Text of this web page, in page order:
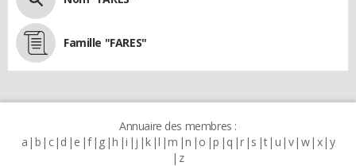
Famille "FARES"
Annuaire des membres :
a b c d e f g h i j k l m n o p q r s t u v w x y
z